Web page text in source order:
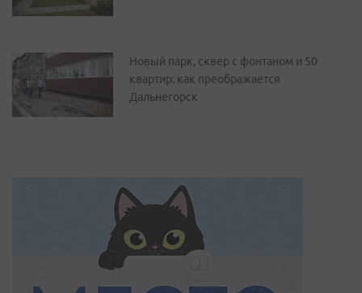
Новый парк, сквер с фонтаном и 50
квартир: как преображается
Дальнегорск